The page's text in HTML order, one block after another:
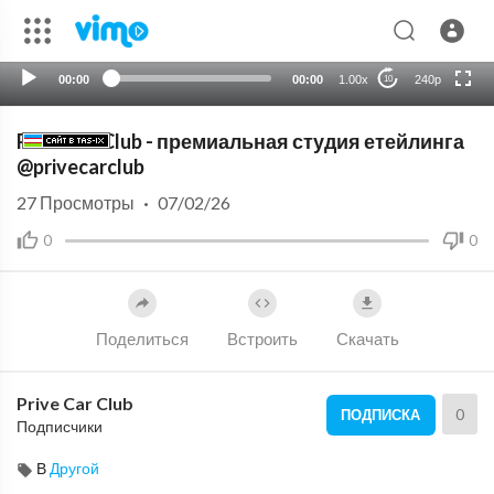
00:00 00:00 1.00x 10 240p
HD
Prive Car Club - премиальная студия етейлинга
@privecarclub
0 0
27 Просмотры · 07/02/26
Поделиться Встроить Скачать
Prive Car Club
Подписчики
ПОДПИСКА 0
В Другой